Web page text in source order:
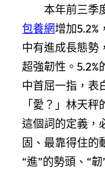
本年前三季
包養網增加5.2%
中有進成長態勢
超強韌性。
中首屈一指，表
「愛？」林天秤
這個詞的定義，
固、最靠得住的
“進”的勢頭、“